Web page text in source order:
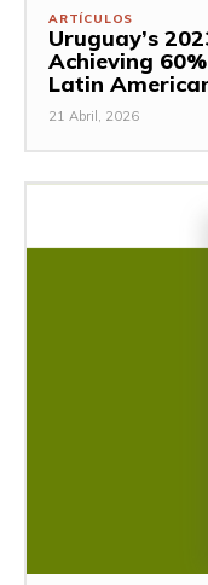
ARTÍCULOS
Uruguay’s
Achieving
Latin
21 Abril, 2026